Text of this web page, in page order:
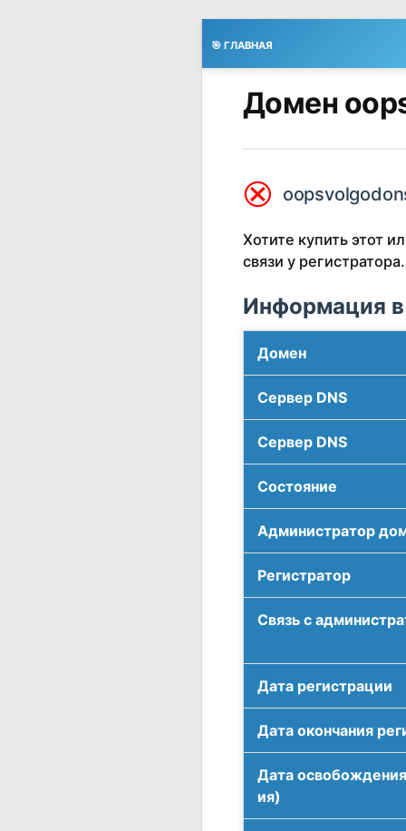
🎯 ГЛАВНАЯ
Домен
⮿
Хотите купить этот
связи у регистратора.
Информация в
Домен
Сервер DNS
Сервер DNS
Соcтояние
Администратор
Регистратор
Связь с
Дата регистрации
Дата окончания
Дата
ия)